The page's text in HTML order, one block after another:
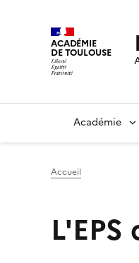
ACADÉMIE
DE TOULOUSE
Académie
Accueil